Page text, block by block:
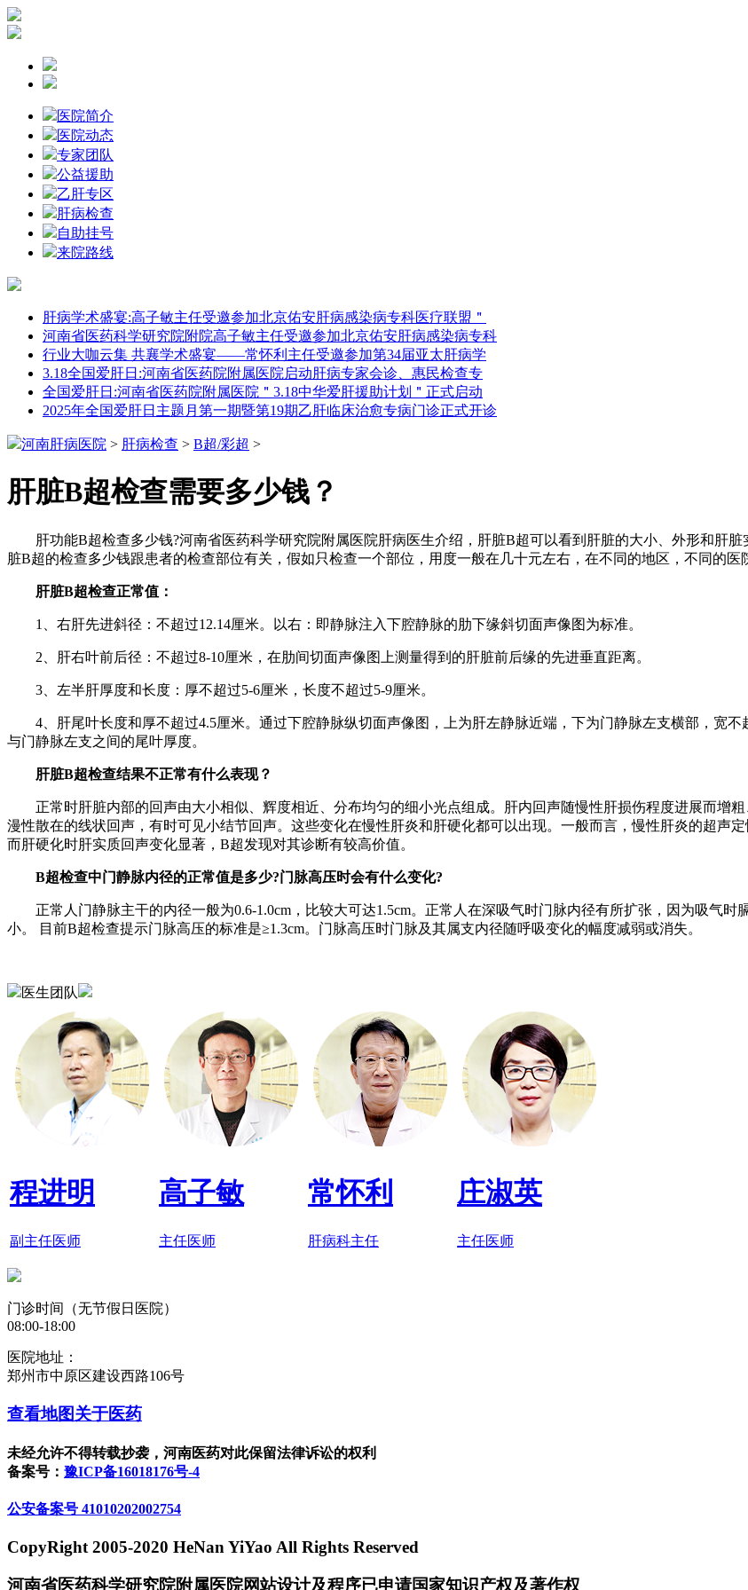
医院简介
医院动态
专家团队
公益援助
乙肝专区
肝病检查
自助挂号
来院路线
肝病学术盛宴:高子敏主任受邀参加北京佑安肝病感染病专科医疗联盟＂
河南省医药科学研究院附院高子敏主任受邀参加北京佑安肝病感染病专科
行业大咖云集 共襄学术盛宴——常怀利主任受邀参加第34届亚太肝病学
3.18全国爱肝日:河南省医药院附属医院启动肝病专家会诊、惠民检查专
全国爱肝日:河南省医药院附属医院＂3.18中华爱肝援助计划＂正式启动
2025年全国爱肝日主题月第一期暨第19期乙肝临床治愈专病门诊正式开诊
河南肝病医院 > 肝病检查 > B超/彩超 >
肝脏B超检查需要多少钱？
肝功能B超检查多少钱?河南省医药科学研究院附属医院肝病医生介绍，肝脏B超可以看到肝脏的大小、外形和肝
脏B超的检查多少钱跟患者的检查部位有关，假如只检查一个部位，用度一般在几十元左右，在不同的地区，不同的医
肝脏B超检查正常值：
1、右肝先进斜径：不超过12.14厘米。以右：即静脉注入下腔静脉的肋下缘斜切面声像图为标准。
2、肝右叶前后径：不超过8-10厘米，在肋间切面声像图上测量得到的肝脏前后缘的先进垂直距离。
3、左半肝厚度和长度：厚不超过5-6厘米，长度不超过5-9厘米。
4、肝尾叶长度和厚不超过4.5厘米。通过下腔静脉纵切面声像图，上为肝左静脉近端，下为门静脉左支横部，宽不
与门静脉左支之间的尾叶厚度。
肝脏B超检查结果不正常有什么表现？
正常时肝脏内部的回声由大小相似、辉度相近、分布均匀的细小光点组成。肝内回声随慢性肝损伤程度进展而增
漫性散在的线状回声，有时可见小结节回声。这些变化在慢性肝炎和肝硬化都可以出现。一般而言，慢性肝炎的超声
而肝硬化时肝实质回声变化显著，B超发现对其诊断有较高价值。
B超检查中门静脉内径的正常值是多少?门脉高压时会有什么变化?
正常人门静脉主干的内径一般为0.6-1.0cm，比较大可达1.5cm。正常人在深吸气时门脉内径有所扩张，因为吸气时
小。 目前B超检查提示门脉高压的标准是≥1.3cm。门脉高压时门脉及其属支内径随呼吸变化的幅度减弱或消失。
医生团队
程进明
副主任医师
高子敏
主任医师
常怀利
肝病科主任
庄淑英
主任医师
门诊时间（无节假日医院）
08:00-18:00
医院地址：
郑州市中原区建设西路106号
查看地图关于医药
未经允许不得转载抄袭，河南医药对此保留法律诉讼的权利
备案号： 豫ICP备16018176号-4
公安备案号 41010202002754
CopyRight 2005-2020 HeNan YiYao All Rights Reserved
河南省医药科学研究院附属医院网站设计及程序已申请国家知识产权及著作权